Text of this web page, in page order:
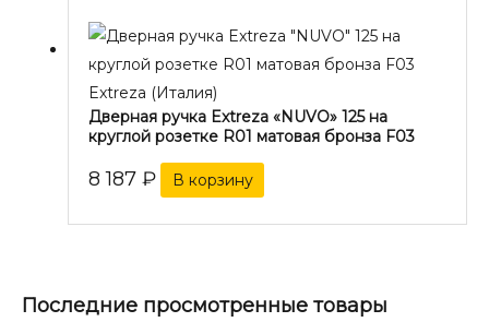
Extreza (Италия)
Дверная ручка Extreza «NUVO» 125 на
круглой розетке R01 матовая бронза F03
8 187 ₽ В корзину
Последние просмотренные товары